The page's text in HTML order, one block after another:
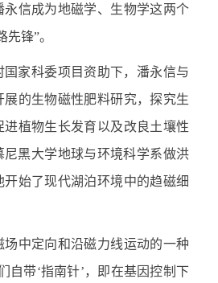
永信成为地磁学、生物学这两个
锋”。
国家科委项目资助下，潘永信与
展的生物磁性肥料研究，探究生
植物生长发育以及改良土壤性
尼黑大学地球与环境科学系做洪
始了现代湖泊环境中的趋磁细
场中定向和沿磁力线运动的一种
自带‘指南针’，即在基因控制下